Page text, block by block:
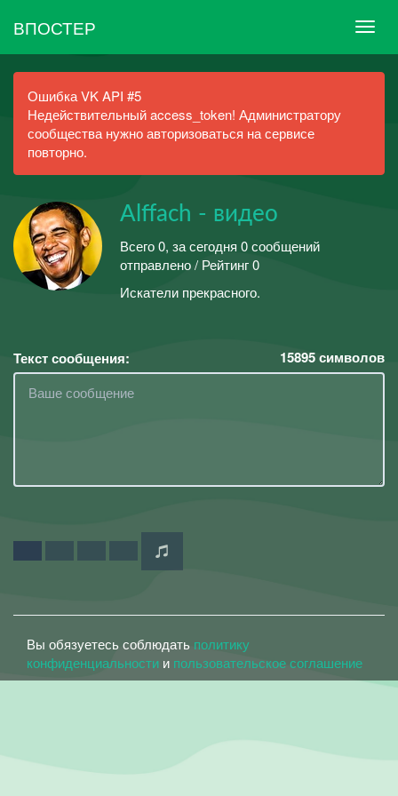
ВПОСТЕР
Ошибка VK API #5
Недействительный access_token! Администратору
сообщества нужно авторизоваться на сервисе
повторно.
Аlffach - видео
Всего 0, за сегодня 0 сообщений
отправлено / Рейтинг 0
Искатели прекрасного.
Текст сообщения: 15895символов
Вы обязуетесь соблюдать политику
конфиденциальности и пользовательское соглашение